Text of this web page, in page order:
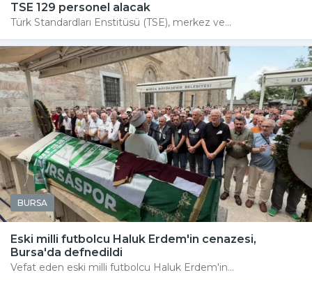
TSE 129 personel alacak
Türk Standardları Enstitüsü (TSE), merkez ve...
BURSA
Eski milli futbolcu Haluk Erdem'in cenazesi,
Bursa'da defnedildi
Vefat eden eski milli futbolcu Haluk Erdem'in...